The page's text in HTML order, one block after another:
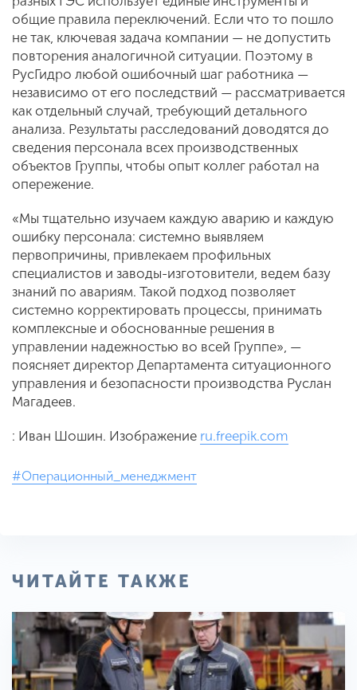
общие правила переключений. Если что то пошло
не так, ключевая задача компании — не допустить
повторения аналогичной ситуации. Поэтому в
РусГидро любой ошибочный шаг работника —
независимо от его последствий — рассматривается
как отдельный случай, требующий детального
анализа. Результаты расследований доводятся до
сведения персонала всех производственных
объектов Группы, чтобы опыт коллег работал на
опережение.
«Мы тщательно изучаем каждую аварию и каждую
ошибку персонала: системно выявляем
первопричины, привлекаем профильных
специалистов и заводы-изготовители, ведем базу
знаний по авариям. Такой подход позволяет
системно корректировать процессы, принимать
комплексные и обоснованные решения в
управлении надежностью во всей Группе», —
поясняет директор Департамента ситуационного
управления и безопасности производства Руслан
Магадеев.
: Иван Шошин. Изображение ru.freepik.com
#Операционный_менеджмент
ЧИТАЙТЕ ТАКЖЕ